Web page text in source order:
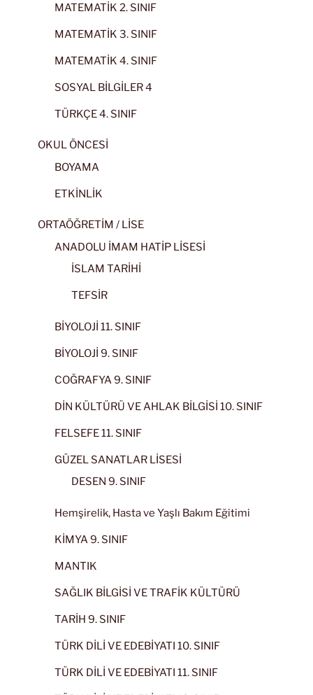
MATEMATİK 2. SINIF
MATEMATİK 3. SINIF
MATEMATİK 4. SINIF
SOSYAL BİLGİLER 4
TÜRKÇE 4. SINIF
OKUL ÖNCESİ
BOYAMA
ETKİNLİK
ORTAÖĞRETİM / LİSE
ANADOLU İMAM HATİP LİSESİ
İSLAM TARİHİ
TEFSİR
BİYOLOJİ 11. SINIF
BİYOLOJİ 9. SINIF
COĞRAFYA 9. SINIF
DİN KÜLTÜRÜ VE AHLAK BİLGİSİ 10. SINIF
FELSEFE 11. SINIF
GÜZEL SANATLAR LİSESİ
DESEN 9. SINIF
Hemşirelik, Hasta ve Yaşlı Bakım Eğitimi
KİMYA 9. SINIF
MANTIK
SAĞLIK BİLGİSİ VE TRAFİK KÜLTÜRÜ
TARİH 9. SINIF
TÜRK DİLİ VE EDEBİYATI 10. SINIF
TÜRK DİLİ VE EDEBİYATI 11. SINIF